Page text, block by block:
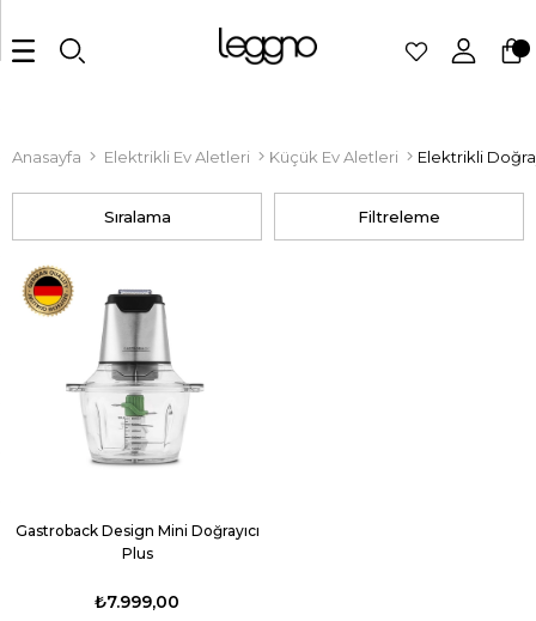
Anasayfa Elektrikli Ev Aletleri Küçük Ev Aletleri Elektrikli
Filtreleme
Sıralama
Gastroback Design Mini Doğrayıcı
Plus
₺7.999,00